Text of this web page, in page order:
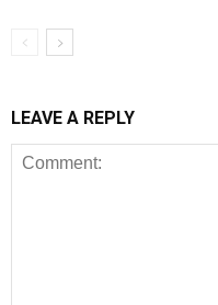
LEAVE A REPLY